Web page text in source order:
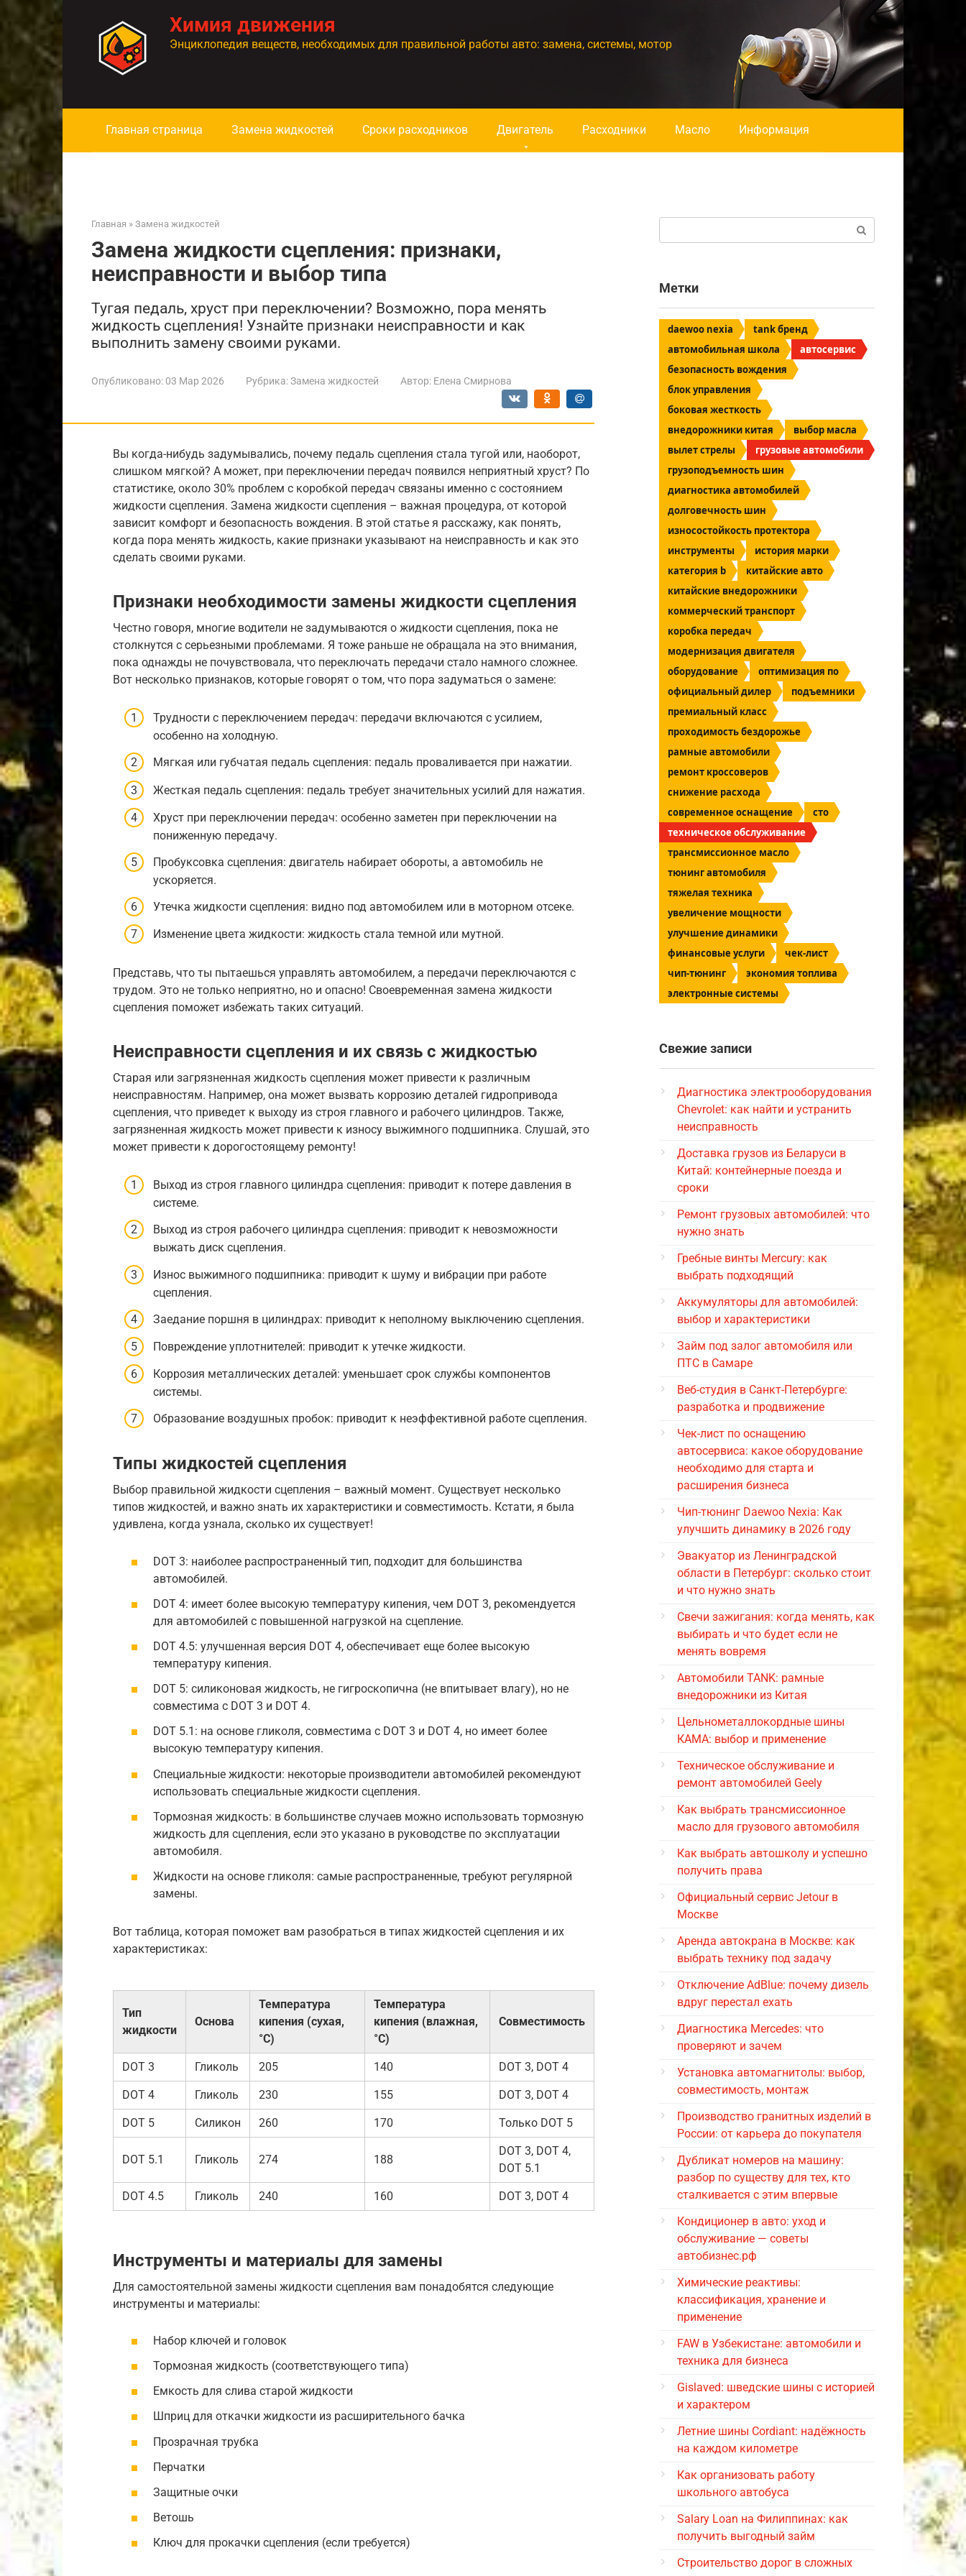
контенту
Химия движения
Энциклопедия веществ, необходимых для правильной работы авто: замена, системы, мотор
Главная страница Замена жидкостей Сроки расходников Двигатель Расходники Масло Информация
Главная » Замена жидкостей
Замена жидкости сцепления: признаки,
неисправности и выбор типа
Тугая педаль, хруст при переключении? Возможно, пора менять
жидкость сцепления! Узнайте признаки неисправности и как
выполнить замену своими руками.
Опубликовано: 03 Мар 2026 Рубрика:Замена жидкостей Автор: Елена Смирнова
Вы когда-нибудь задумывались, почему педаль сцепления стала тугой или, наоборот,
слишком мягкой? А может, при переключении передач появился неприятный хруст? По
статистике, около 30% проблем с коробкой передач связаны именно с состоянием
жидкости сцепления. Замена жидкости сцепления – важная процедура, от которой
зависит комфорт и безопасность вождения. В этой статье я расскажу, как понять,
когда пора менять жидкость, какие признаки указывают на неисправность и как это
сделать своими руками.
Признаки необходимости замены жидкости сцепления
Честно говоря, многие водители не задумываются о жидкости сцепления, пока не
столкнутся с серьезными проблемами. Я тоже раньше не обращала на это внимания,
пока однажды не почувствовала, что переключать передачи стало намного сложнее.
Вот несколько признаков, которые говорят о том, что пора задуматься о замене:
Трудности с переключением передач: передачи включаются с усилием,
особенно на холодную.
Мягкая или губчатая педаль сцепления: педаль проваливается при нажатии.
Жесткая педаль сцепления: педаль требует значительных усилий для нажатия.
Хруст при переключении передач: особенно заметен при переключении на
пониженную передачу.
Пробуксовка сцепления: двигатель набирает обороты, а автомобиль не
ускоряется.
Утечка жидкости сцепления: видно под автомобилем или в моторном отсеке.
Изменение цвета жидкости: жидкость стала темной или мутной.
Представь, что ты пытаешься управлять автомобилем, а передачи переключаются с
трудом. Это не только неприятно, но и опасно! Своевременная замена жидкости
сцепления поможет избежать таких ситуаций.
Неисправности сцепления и их связь с жидкостью
Старая или загрязненная жидкость сцепления может привести к различным
неисправностям. Например, она может вызвать коррозию деталей гидропривода
сцепления, что приведет к выходу из строя главного и рабочего цилиндров. Также,
загрязненная жидкость может привести к износу выжимного подшипника. Слушай, это
может привести к дорогостоящему ремонту!
Выход из строя главного цилиндра сцепления: приводит к потере давления в
системе.
Выход из строя рабочего цилиндра сцепления: приводит к невозможности
выжать диск сцепления.
Износ выжимного подшипника: приводит к шуму и вибрации при работе
сцепления.
Заедание поршня в цилиндрах: приводит к неполному выключению сцепления.
Повреждение уплотнителей: приводит к утечке жидкости.
Коррозия металлических деталей: уменьшает срок службы компонентов
системы.
Образование воздушных пробок: приводит к неэффективной работе сцепления.
Типы жидкостей сцепления
Выбор правильной жидкости сцепления – важный момент. Существует несколько
типов жидкостей, и важно знать их характеристики и совместимость. Кстати, я была
удивлена, когда узнала, сколько их существует!
DOT 3: наиболее распространенный тип, подходит для большинства
автомобилей.
DOT 4: имеет более высокую температуру кипения, чем DOT 3, рекомендуется
для автомобилей с повышенной нагрузкой на сцепление.
DOT 4.5: улучшенная версия DOT 4, обеспечивает еще более высокую
температуру кипения.
DOT 5: силиконовая жидкость, не гигроскопична (не впитывает влагу), но не
совместима с DOT 3 и DOT 4.
DOT 5.1: на основе гликоля, совместима с DOT 3 и DOT 4, но имеет более
высокую температуру кипения.
Специальные жидкости: некоторые производители автомобилей рекомендуют
использовать специальные жидкости сцепления.
Тормозная жидкость: в большинстве случаев можно использовать тормозную
жидкость для сцепления, если это указано в руководстве по эксплуатации
автомобиля.
Жидкости на основе гликоля: самые распространенные, требуют регулярной
замены.
Вот таблица, которая поможет вам разобраться в типах жидкостей сцепления и их
характеристиках:
Тип
жидкости
Основа
Температура
кипения (сухая,
°C)
Температура
кипения (влажная,
°C)
Совместимость
DOT 3 Гликоль 205 140 DOT 3, DOT 4
DOT 4 Гликоль 230 155 DOT 3, DOT 4
DOT 5 Силикон 260 170 Только DOT 5
DOT 5.1 Гликоль 274 188
DOT 3, DOT 4,
DOT 5.1
DOT 4.5 Гликоль 240 160 DOT 3, DOT 4
Инструменты и материалы для замены
Для самостоятельной замены жидкости сцепления вам понадобятся следующие
инструменты и материалы:
Набор ключей и головок
Тормозная жидкость (соответствующего типа)
Емкость для слива старой жидкости
Шприц для откачки жидкости из расширительного бачка
Прозрачная трубка
Перчатки
Защитные очки
Ветошь
Ключ для прокачки сцепления (если требуется)
Метки
daewoo nexia
tank бренд
автомобильная школа
автосервис
безопасность вождения
блок управления
боковая жесткость
внедорожники китая
выбор масла
вылет стрелы
грузовые автомобили
грузоподъемность шин
диагностика автомобилей
долговечность шин
износостойкость протектора
инструменты
история марки
категория b
китайские авто
китайские внедорожники
коммерческий транспорт
коробка передач
модернизация двигателя
оборудование
оптимизация по
официальный дилер
подъемники
премиальный класс
проходимость бездорожье
рамные автомобили
ремонт кроссоверов
снижение расхода
современное оснащение
сто
техническое обслуживание
трансмиссионное масло
тюнинг автомобиля
тяжелая техника
увеличение мощности
улучшение динамики
финансовые услуги
чек-лист
чип-тюнинг
экономия топлива
электронные системы
Свежие записи
Диагностика электрооборудования
Chevrolet: как найти и устранить
неисправность
Доставка грузов из Беларуси в
Китай: контейнерные поезда и
сроки
Ремонт грузовых автомобилей: что
нужно знать
Гребные винты Mercury: как
выбрать подходящий
Аккумуляторы для автомобилей:
выбор и характеристики
Займ под залог автомобиля или
ПТС в Самаре
Веб-студия в Санкт-Петербурге:
разработка и продвижение
Чек-лист по оснащению
автосервиса: какое оборудование
необходимо для старта и
расширения бизнеса
Чип-тюнинг Daewoo Nexia: Как
улучшить динамику в 2026 году
Эвакуатор из Ленинградской
области в Петербург: сколько стоит
и что нужно знать
Свечи зажигания: когда менять, как
выбирать и что будет если не
менять вовремя
Автомобили TANK: рамные
внедорожники из Китая
Цельнометаллокордные шины
КАМА: выбор и применение
Техническое обслуживание и
ремонт автомобилей Geely
Как выбрать трансмиссионное
масло для грузового автомобиля
Как выбрать автошколу и успешно
получить права
Официальный сервис Jetour в
Москве
Аренда автокрана в Москве: как
выбрать технику под задачу
Отключение AdBlue: почему дизель
вдруг перестал ехать
Диагностика Mercedes: что
проверяют и зачем
Установка автомагнитолы: выбор,
совместимость, монтаж
Производство гранитных изделий в
России: от карьера до покупателя
Дубликат номеров на машину:
разбор по существу для тех, кто
сталкивается с этим впервые
Кондиционер в авто: уход и
обслуживание — советы
автобизнес.рф
Химические реактивы:
классификация, хранение и
применение
FAW в Узбекистане: автомобили и
техника для бизнеса
Gislaved: шведские шины с историей
и характером
Летние шины Cordiant: надёжность
на каждом километре
Как организовать работу
школьного автобуса
Salary Loan на Филиппинах: как
получить выгодный займ
Строительство дорог в сложных